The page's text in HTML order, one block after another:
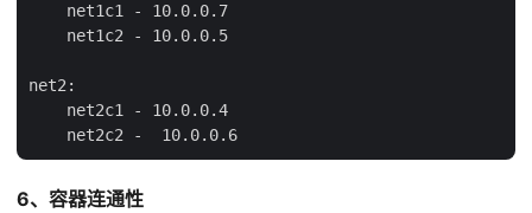
    net1c1 - 10.0.0.7
    net1c2 - 10.0.0.5
net2:
    net2c1 - 10.0.0.4
6、容器连通性